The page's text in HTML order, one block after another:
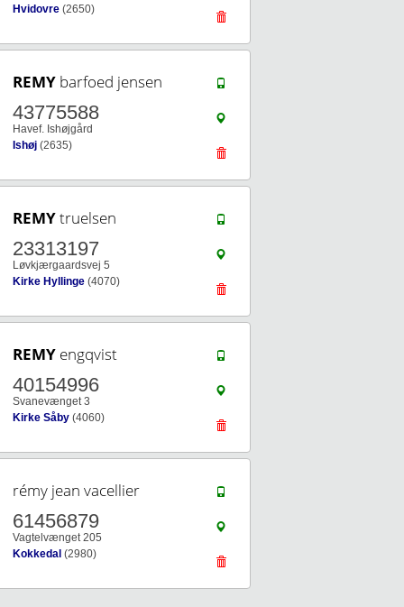
Hvidovre (2650)
REMY barfoed jensen
43775588
Havef. Ishøjgård
Ishøj (2635)
REMYtruelsen
23313197
Løvkjærgaardsvej 5
Kirke Hyllinge (4070)
REMY engqvist
40154996
Svanevænget 3
Kirke Såby (4060)
rémy jean vacellier
61456879
Vagtelvænget 205
Kokkedal (2980)